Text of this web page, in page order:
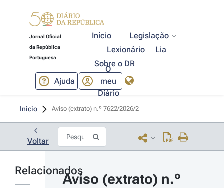
Jornal Oficial
da República
Portuguesa
Início
Legislação
Lexionário
Lia
Sobre o DR
Ajuda
O
meu
Diário
Início Aviso (extrato) n.º 7622/2026/2
Voltar
Relacionados
Aviso (extrato) n.º